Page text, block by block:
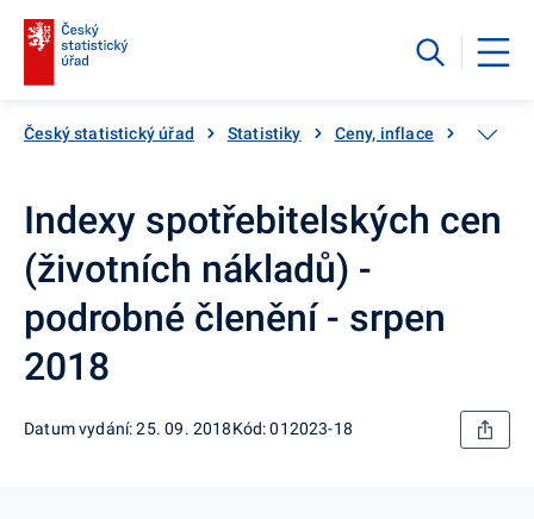
Český statistický úřad Statistiky Ceny, inflace
Indexy spotřebitelských cen
(životních nákladů) -
podrobné členění - srpen
2018
Datum vydání: 25. 09. 2018Kód: 012023-18